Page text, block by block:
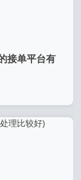
接单平台有